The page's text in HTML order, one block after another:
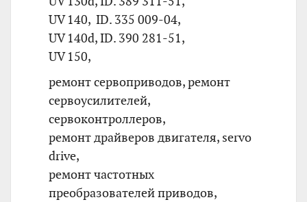
UV 140, ID. 335 009-04,
UV 140d, ID. 390 281-51,
UV 150,
ремонт сервоприводов, ремонт
сервоусилителей,
сервоконтроллеров,
ремонт драйверов двигателя, servo
drive,
ремонт частотных
преобразователей приводов,